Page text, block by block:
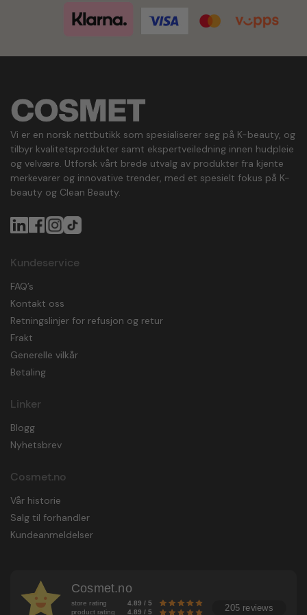
Vi er en norsk nettbutikk som spesialiserer seg på K-beauty, og
tilbyr kvalitetsprodukter samt ekspertveiledning innen hudpleie
og velvære. Utforsk vårt brede utvalg av produkter fra kjente
merkevarer og innovative trender, med et spesielt fokus på K-
beauty og Clean Beauty.
Kundeservice
FAQ’s
Kontakt oss
Retningslinjer for refusjon og retur
Frakt
Generelle vilkår
Betaling
Linker
Blogg
Nyhetsbrev
Cosmet.no
Vår historie
Salg til forhandler
Kundeanmeldelser
Cosmet.no
store rating 4.89 / 5
product rating 4.89 / 5 205 reviews